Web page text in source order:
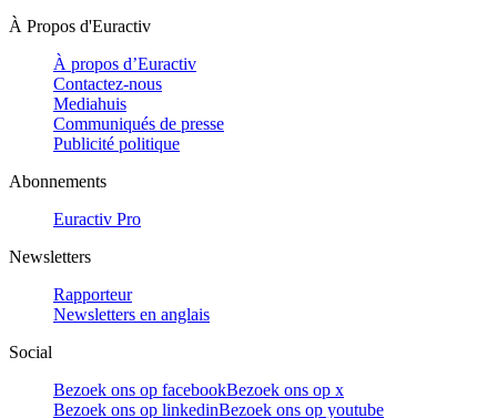
À Propos d'Euractiv
À propos d’Euractiv
Contactez-nous
Mediahuis
Communiqués de presse
Publicité politique
Abonnements
Euractiv Pro
Newsletters
Rapporteur
Newsletters en anglais
Social
Bezoek ons op facebookBezoek ons op x
Bezoek ons op linkedinBezoek ons op youtube